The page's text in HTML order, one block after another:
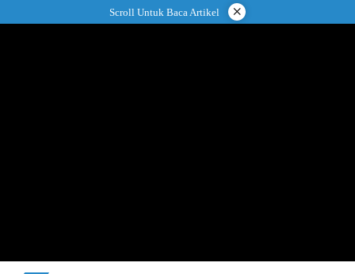
ke
Scroll Untuk Baca Artikel ×